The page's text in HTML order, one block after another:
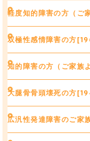
軽度知的障害の方（ご
双極性感情障害の方
知的障害の方（ご家族
大腿骨骨頭壊死の方
広汎性発達障害のご家